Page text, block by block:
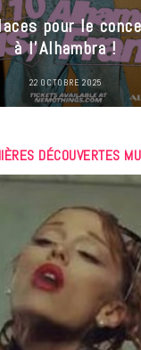
pour le
à l’Alhambra !
22 OCTOBRE 2025
DÉCOUVERTES